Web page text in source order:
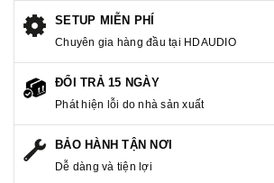
SETUP MIỄN PHÍ
Chuyên gia hàng đầu tại HDAUDIO
ĐỔI TRẢ 15 NGÀY
Phát hiện lỗi do nhà sản xuất
BẢO HÀNH TẬN NƠI
Dễ dàng và tiện lợi